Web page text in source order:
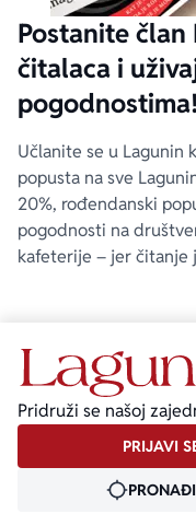
Postanite
čitalaca i
pogodnostima!
Učlanite se u Lagunin
popusta na sve
20%, rođendanski
pogodnosti na
kafeterije – jer čitanje
Pridruži se našoj
PRIJAVI